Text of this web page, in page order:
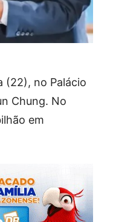
(22), no Palácio
Chung. No
em